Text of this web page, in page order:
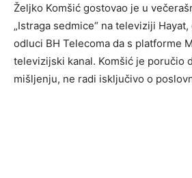
Željko Komšić gostovao je u
„Istraga sedmice“ na televiziji
odluci BH Telecoma da s platforme
televizijski kanal. Komšić je poručio
mišljenju, ne radi isključivo o